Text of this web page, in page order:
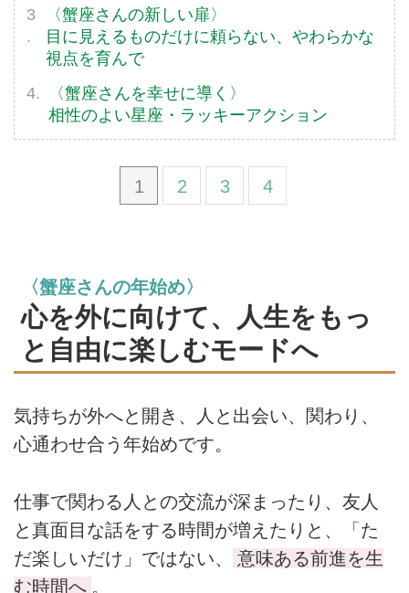
〈蟹座さんの新しい扉〉
目に見えるものだけに頼らない、やわらかな
視点を育んで
〈蟹座さんを幸せに導く〉
相性のよい星座・ラッキーアクション
1 2 3 4
〈蟹座さんの年始め〉
心を外に向けて、人生をもっ
と自由に楽しむモードへ
気持ちが外へと開き、人と出会い、関わり、
心通わせ合う年始めです。
仕事で関わる人との交流が深まったり、友人
と真面目な話をする時間が増えたりと、「た
だ楽しいだけ」ではない、
意味ある前進を生
む時間へ 。